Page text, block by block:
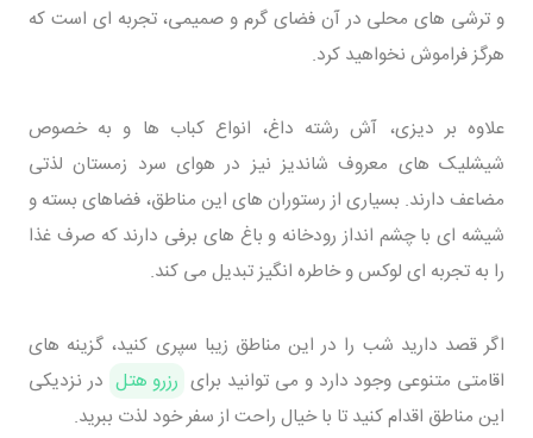
و ترشی های محلی در آن فضای گرم و صمیمی، تجربه ای است که
هرگز فراموش نخواهید کرد.
علاوه بر دیزی، آش رشته داغ، انواع کباب ها و به خصوص
شیشلیک های معروف شاندیز نیز در هوای سرد زمستان لذتی
مضاعف دارند. بسیاری از رستوران های این مناطق، فضاهای بسته و
شیشه ای با چشم انداز رودخانه و باغ های برفی دارند که صرف غذا
را به تجربه ای لوکس و خاطره انگیز تبدیل می کند.
اگر قصد دارید شب را در این مناطق زیبا سپری کنید، گزینه های
اقامتی متنوعی وجود دارد و می توانید برای رزرو هتل در نزدیکی
این مناطق اقدام کنید تا با خیال راحت از سفر خود لذت ببرید.